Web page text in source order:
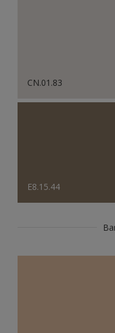
CN.01.83
E8.15.44